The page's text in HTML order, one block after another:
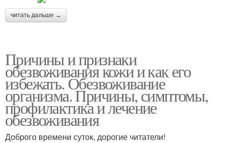
читать дальше →
Причины и признаки
обезвоживания кожи и как его
избежать. Обезвоживание
организма. Причины, симптомы,
профилактика и лечение
обезвоживания
Доброго времени суток, дорогие читатели!